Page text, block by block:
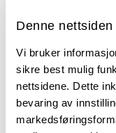
Denne
Vi bruker
sikre best mulig
nettsidene. Dette
bevaring av
Hansine
FOTO: JØRN